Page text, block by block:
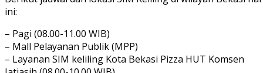
ini:
– Pagi (08.00-11.00 WIB)
– Mall Pelayanan Publik (MPP)
– Layanan SIM keliling Kota Bekasi Pizza HUT Komsen